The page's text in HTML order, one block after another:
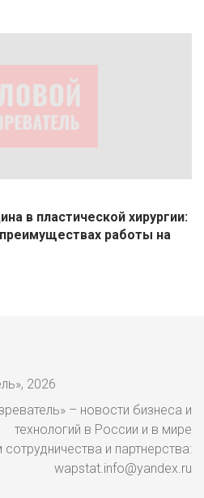
в пластической хирургии:
работы на
2026
– новости бизнеса и
технологий в России и в мире
и партнерства:
wapstat.info@yandex.ru